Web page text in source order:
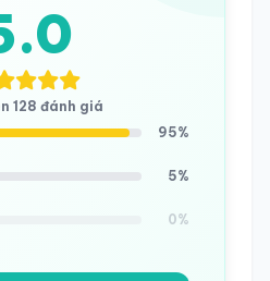
128 đánh giá
95%
5%
0%